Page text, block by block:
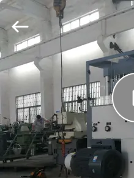
বাড়ি
পণ্য
আমাদের
সম্পর্কে
Changzhou
Machinery
Co.,
Rights
Reserved.